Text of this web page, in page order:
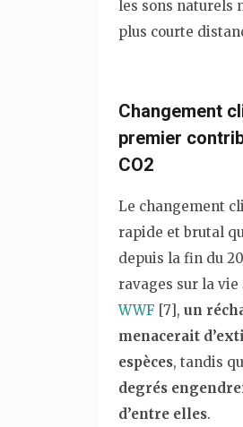
les sons naturels
plus courte
Changement
premier
CO2
Le changement
rapide et brutal
depuis la fin du
ravages sur la vie
WWF [7], un
menacerait
espèces, tandis
degrés
d’entre elles.